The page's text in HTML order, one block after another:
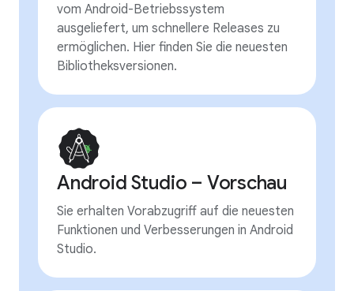
vom Android-Betriebssystem
ausgeliefert, um schnellere Releases zu
ermöglichen. Hier finden Sie die neuesten
Bibliotheksversionen.
Android Studio – Vorschau
Sie erhalten Vorabzugriff auf die neuesten
Funktionen und Verbesserungen in Android
Studio.